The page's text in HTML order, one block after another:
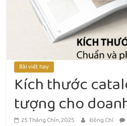
Bài viết hay
Kích thước
tượng cho
25 Tháng Chín, 2025 Đông Chí